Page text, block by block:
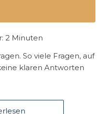
2 Minuten
So viele Fragen, auf
klaren Antworten